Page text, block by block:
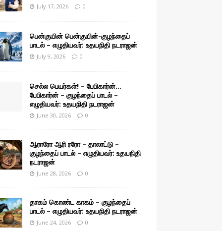
July 17, 2026 0
பென்குயின் பென்குயின்-குழந்தைப்
பாடல் – எழுதியவர்: உதயநிதி நடராஜன்
July 9, 2026 0
செல்ல பெயர்கள்! – பேபிகார்ன்…
பேபிகார்ன் – குழந்தைப் பாடல் –
எழுதியவர்: உதயநிதி நடராஜன்
June 30, 2026 0
ஆராரோ ஆரி ரரோ – தாலாட்டு –
குழந்தைப் பாடல் – எழுதியவர்: உதயநிதி
நடராஜன்
June 28, 2026 0
தாகம் கொண்ட காகம் – குழந்தைப்
பாடல் – எழுதியவர்: உதயநிதி நடராஜன்
June 24, 2026 0